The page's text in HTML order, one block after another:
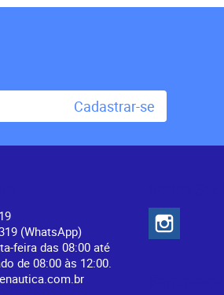
Cadastrar-se
(WhatsApp)
feira das 08:00 até
de 08:00 às 12:00.